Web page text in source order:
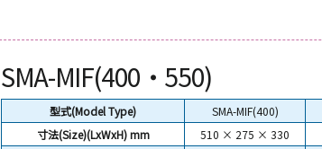
SMA-MIF(400・550)
型式(Model Type) SMA-MIF(400)
寸法(Size)(LxWxH) mm
510 × 275 × 330